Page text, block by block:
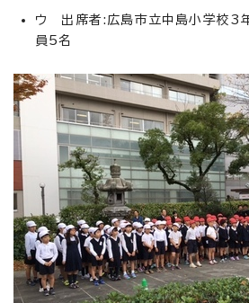
ウ 出席者:広島市立中島小学校3
員5名